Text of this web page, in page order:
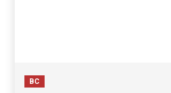
BC